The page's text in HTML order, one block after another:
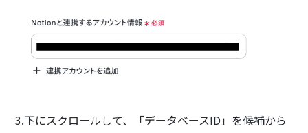
3.下にスクロールして、「データベースID」を候補から